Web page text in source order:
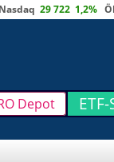
Nasdaq 29 722 1,2% Öl
Depot